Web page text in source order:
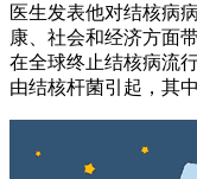
医生发表他对结核病
康、社会和经济方面
在全球终止结核病流
由结核杆菌引起，其